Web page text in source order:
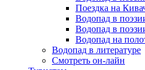
Поездка на
Водопад в
Водопад в
Водопад на
Водопад в литературе
Смотреть он-лайн